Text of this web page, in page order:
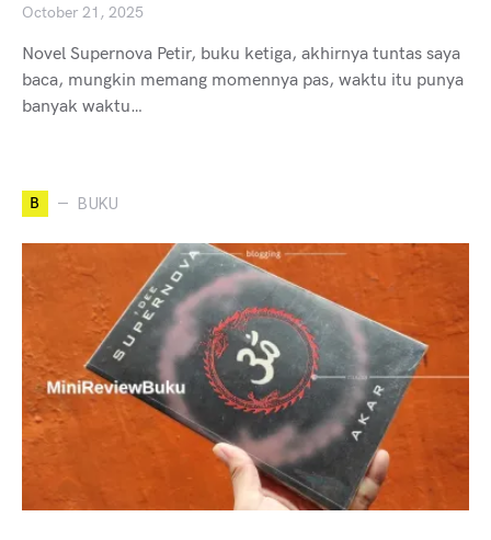
October 21, 2025
Novel Supernova Petir, buku ketiga, akhirnya tuntas saya
baca, mungkin memang momennya pas, waktu itu punya
banyak waktu…
B BUKU